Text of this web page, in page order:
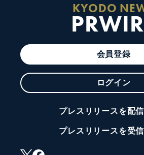
KYODO
会員登録
ログイン
プレスリリースを配
プレスリリースを受